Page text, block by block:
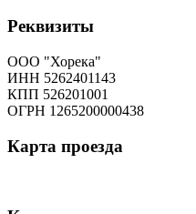
Реквизиты
ООО "Хорека"
ИНН 5262401143
КПП 526201001
ОГРН 1265200000438
Карта проезда